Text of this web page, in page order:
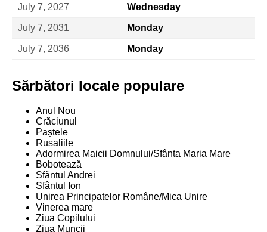
July 7, 2027 Wednesday
July 7, 2031 Monday
July 7, 2036 Monday
Sărbători locale populare
Anul Nou
Crăciunul
Paștele
Rusaliile
Adormirea Maicii Domnului/Sfânta Maria Mare
Bobotează
Sfântul Andrei
Sfântul Ion
Unirea Principatelor Române/Mica Unire
Vinerea mare
Ziua Copilului
Ziua Muncii